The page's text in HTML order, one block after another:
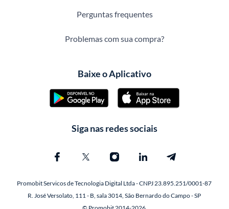
Perguntas frequentes
Problemas com sua compra?
Baixe o Aplicativo
Siga nas redes sociais
Promobit Servicos de Tecnologia Digital Ltda - CNPJ 23.895.251/0001-87
R. José Versolato, 111 - B, sala 3014, São Bernardo do Campo - SP